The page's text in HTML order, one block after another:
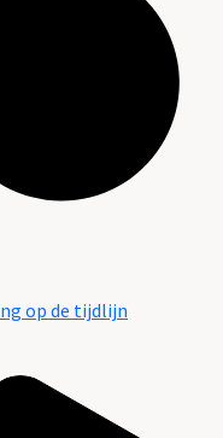
op de tijdlijn